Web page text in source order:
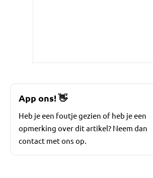
App ons!👋
Heb je een foutje gezien of heb je een
opmerking over dit artikel? Neem dan
contact met ons op.